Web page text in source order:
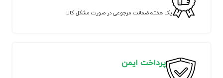
یک هفته ضمانت مرجوعی در صورت مشکل کالا
پرداخت ایمن